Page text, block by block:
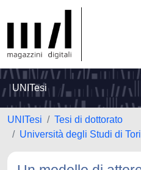
UNITesi
UNITesi
Tesi di dottorato
Università degli Studi di